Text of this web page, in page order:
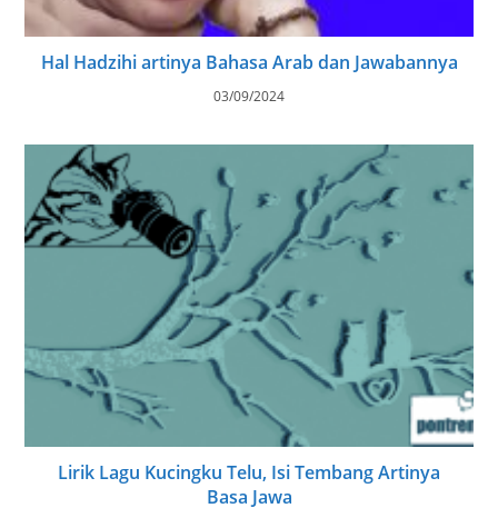
Hal Hadzihi artinya Bahasa Arab dan Jawabannya
03/09/2024
Lirik Lagu Kucingku Telu, Isi Tembang Artinya
Basa Jawa